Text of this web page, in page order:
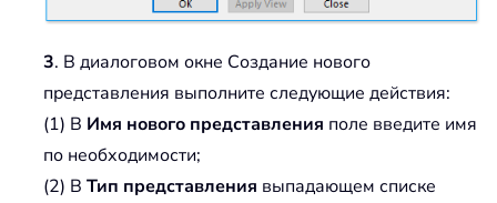
3. В диалоговом окне Создание нового
представления выполните следующие действия:
(1) В Имя нового представления поле введите имя
по необходимости;
(2) В Тип представления выпадающем списке